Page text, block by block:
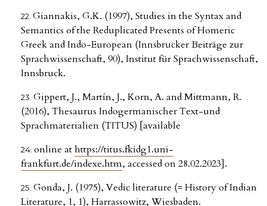
Giannakis, G.K. (1997), Studies in the Syntax and
Semantics of the Reduplicated Presents of Homeric
Greek and Indo-European (Innsbrucker Beiträge zur
Sprachwissenschaft, 90), Institut für Sprachwissenschaft,
Innsbruck.
Gippert, J., Martín, J., Korn, A. and Mittmann, R.
(2016), Thesaurus Indogermanischer Text-und
Sprachmaterialien (TITUS) [available
online athttps://titus.fkidg1.uni-
frankfurt.de/indexe.htm, accessed on 28.02.2023].
Gonda, J. (1975), Vedic literature (= History of Indian
Literature, 1, 1), Harrassowitz, Wiesbaden.